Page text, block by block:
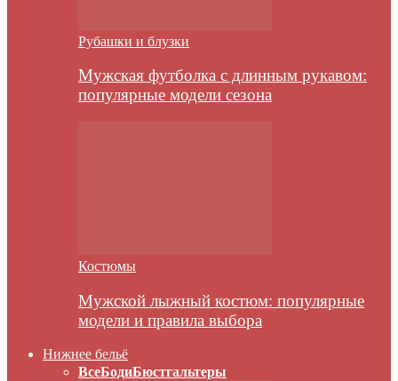
Рубашки и блузки
Мужская футболка с длинным рукавом:
популярные модели сезона
Костюмы
Мужской лыжный костюм: популярные
модели и правила выбора
Нижнее бельё
ВсеБодиБюстгальтеры